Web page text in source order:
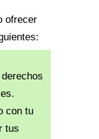
ofrecer
con tu
tus